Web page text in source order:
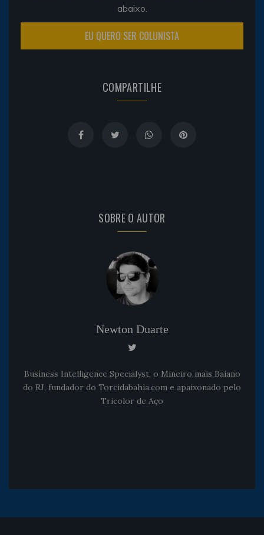
abaixo.
EU QUERO SER COLUNISTA
COMPARTILHE
SOBRE O AUTOR
Newton Duarte
Business Intelligence Specialyst, o Mineiro mais Baiano
do RJ, fundador do Torcidabahia.com e apaixonado pelo
Tricolor de Aço